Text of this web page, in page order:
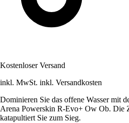
Kostenloser Versand
inkl. MwSt. inkl. Versandkosten
Dominieren Sie das offene Wasser mit
Arena Powerskin R-Evo+ Ow Ob. Die
katapultiert Sie zum Sieg.